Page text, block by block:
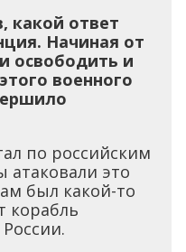
какой ответ
Начиная от
освободить и
военного
по российским
атаковали это
был какой-то
корабль